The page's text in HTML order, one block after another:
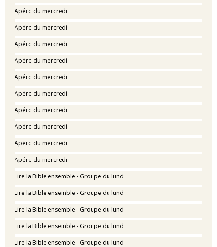
Apéro du mercredi
Apéro du mercredi
Apéro du mercredi
Apéro du mercredi
Apéro du mercredi
Apéro du mercredi
Apéro du mercredi
Apéro du mercredi
Apéro du mercredi
Apéro du mercredi
Lire la Bible ensemble - Groupe du lundi
Lire la Bible ensemble - Groupe du lundi
Lire la Bible ensemble - Groupe du lundi
Lire la Bible ensemble - Groupe du lundi
Lire la Bible ensemble - Groupe du lundi